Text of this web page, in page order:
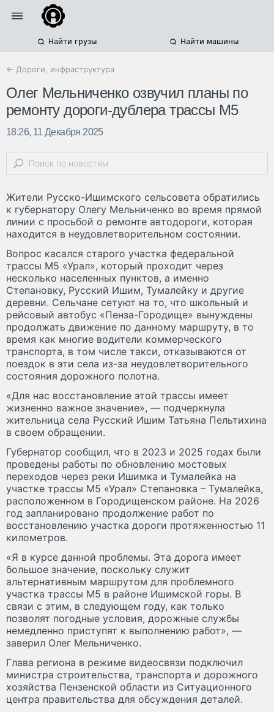
Найти грузы Найти машины
← Дороги, инфраструктура
Олег Мельниченко озвучил планы по
ремонту дороги-дублера трассы М5
18:26, 11 Декабря 2025
Жители Русско-Ишимского сельсовета обратились
к губернатору Олегу Мельниченко во время прямой
линии с просьбой о ремонте автодороги, которая
находится в неудовлетворительном состоянии.
Вопрос касался старого участка федеральной
трассы М5 «Урал», который проходит через
несколько населенных пунктов, а именно
Степановку, Русский Ишим, Тумалейку и другие
деревни. Сельчане сетуют на то, что школьный и
рейсовый автобус «Пенза-Городище» вынуждены
продолжать движение по данному маршруту, в то
время как многие водители коммерческого
транспорта, в том числе такси, отказываются от
поездок в эти села из-за неудовлетворительного
состояния дорожного полотна.
«Для нас восстановление этой трассы имеет
жизненно важное значение», — подчеркнула
жительница села Русский Ишим Татьяна Пельтихина
в своем обращении.
Губернатор сообщил, что в 2023 и 2025 годах были
проведены работы по обновлению мостовых
переходов через реки Ишимка и Тумалейка на
участке трассы М5 «Урал» Степановка – Тумалейка,
расположенном в Городищенском районе. На 2026
год запланировано продолжение работ по
восстановлению участка дороги протяженностью 11
километров.
«Я в курсе данной проблемы. Эта дорога имеет
большое значение, поскольку служит
альтернативным маршрутом для проблемного
участка трассы М5 в районе Ишимской горы. В
связи с этим, в следующем году, как только
позволят погодные условия, дорожные службы
немедленно приступят к выполнению работ», —
заверил Олег Мельниченко.
Глава региона в режиме видеосвязи подключил
министра строительства, транспорта и дорожного
хозяйства Пензенской области из Ситуационного
центра правительства для обсуждения деталей.